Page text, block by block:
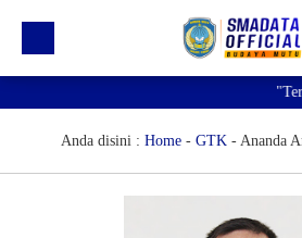
Kegiatan
Anda disini : Home - GTK - Ananda